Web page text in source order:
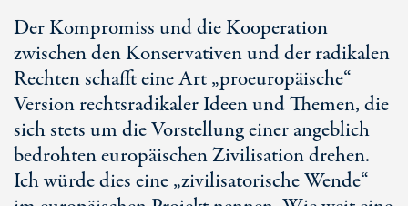
Der Kompromiss und die Kooperation
zwischen den Konservativen und der radikalen
Rechten schafft eine Art „proeuropäische“
Version rechtsradikaler Ideen und Themen, die
sich stets um die Vorstellung einer angeblich
bedrohten europäischen Zivilisation drehen.
Ich würde dies eine „zivilisatorische Wende“